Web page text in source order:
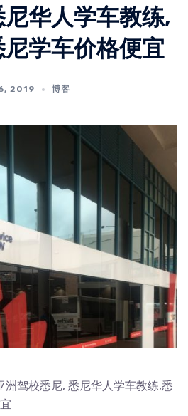
华人学车教练,
学车价格便宜
2019 博客
驾校悉尼, 悉尼华人学车教练,悉